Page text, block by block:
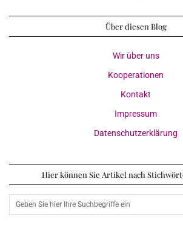
Über diesen Blog
Wir über uns
Kooperationen
Kontakt
Impressum
Datenschutzerklärung
Hier können Sie Artikel nach